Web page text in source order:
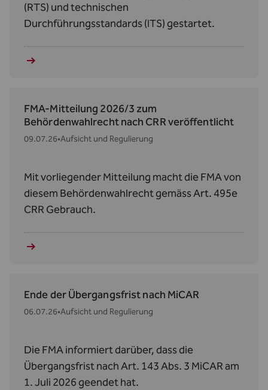
(RTS) und technischen
Durchführungsstandards (ITS) gestartet.
FMA-Mitteilung 2026/3 zum
Behördenwahlrecht nach CRR veröffentlicht
09.07.26•Aufsicht und Regulierung
Mit vorliegender Mitteilung macht die FMA von
diesem Behördenwahlrecht gemäss Art. 495e
CRR Gebrauch.
Ende der Übergangsfrist nach MiCAR
06.07.26•Aufsicht und Regulierung
Die FMA informiert darüber, dass die
Übergangsfrist nach Art. 143 Abs. 3 MiCAR am
1. Juli 2026 geendet hat.